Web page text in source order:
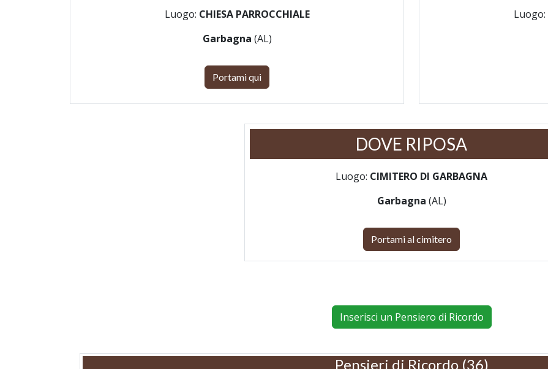
Luogo: CHIESA PARROCCHIALE
Garbagna (AL)
Portami qui
Luogo:
DOVE RIPOSA
Luogo: CIMITERO DI GARBAGNA
Garbagna (AL)
Portami al cimitero
Inserisci un Pensiero di Ricordo
Pensieri di Ricordo (36)